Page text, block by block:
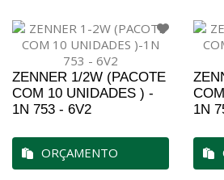
ZENNER 1/2W (PACOTE
COM 10 UNIDADES ) -
1N 753 - 6V2
ORÇAMENTO
1N